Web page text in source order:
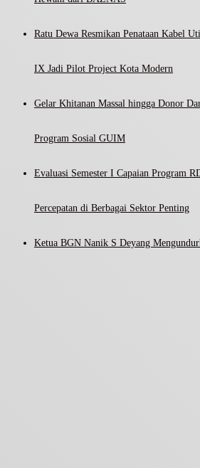
Ratu Dewa Resmikan Penataan Kabel
IX Jadi Pilot Project Kota Modern
Gelar Khitanan Massal hingga Donor
Program Sosial GUIM
Evaluasi Semester I Capaian Program
Percepatan di Berbagai Sektor Penting
Ketua BGN Nanik S Deyang